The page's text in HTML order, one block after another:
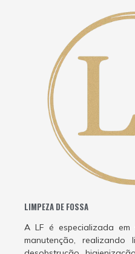
LIMPEZA DE FOSSA
A LF é especializada em
manutenção, realizando